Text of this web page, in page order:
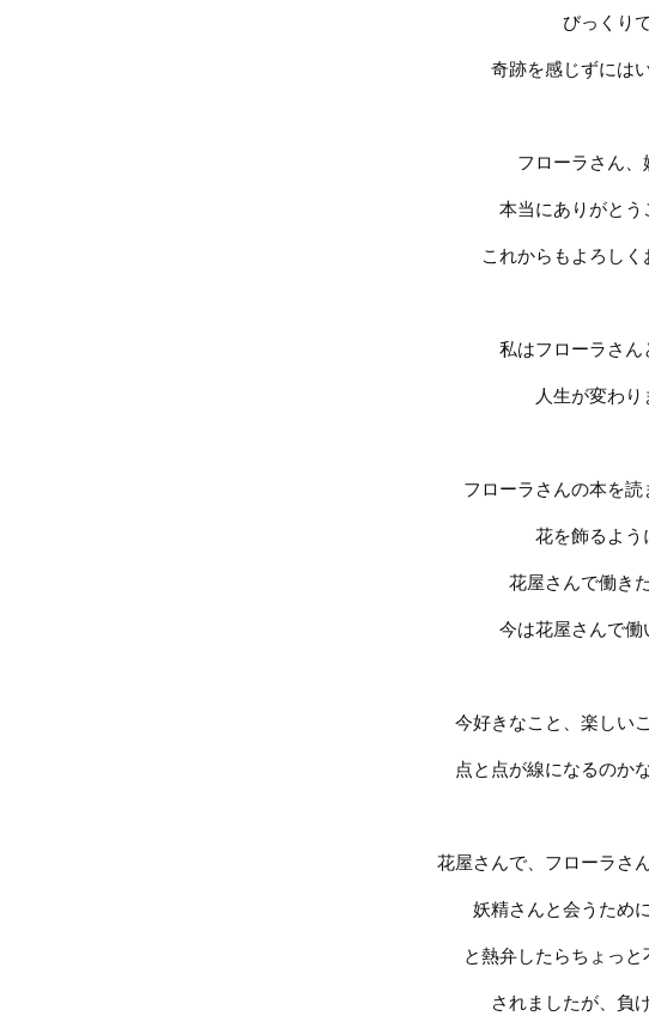
びっくり
奇跡を感じずには
フローラさん、
本当にありがとう
これからもよろしく
私はフローラさん
人生が変わり
フローラさんの本を読
花を飾るよう
花屋さんで働き
今は花屋さんで働
今好きなこと、楽しい
点と点が線になるのか
花屋さんで、フローラさ
妖精さんと会うため
と熱弁したらちょっ
されましたが、負